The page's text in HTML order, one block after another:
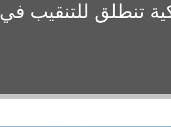
تنطلق للتنقيب في